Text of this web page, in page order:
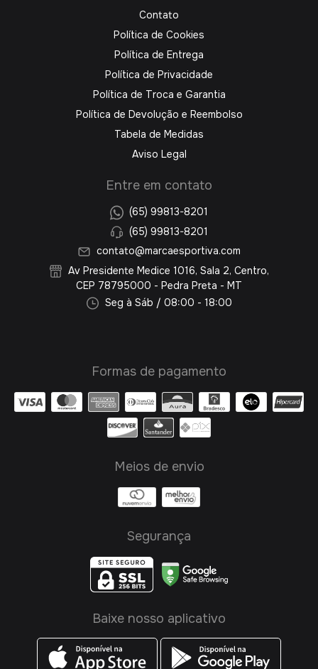
Contato
Política de Cookies
Política de Entrega
Política de Privacidade
Política de Troca e Garantia
Política de Devolução e Reembolso
Tabela de Medidas
Aviso Legal
Entre em contato
(65) 99813-8201
(65) 99813-8201
contato@marcaesportiva.com
Av Presidente Medice 1016, Sala 2, Centro,
CEP 78795000 - Pedra Preta - MT
Seg à Sáb / 08:00 - 18:00
Formas de pagamento
Meios de envio
Segurança
Baixe nosso aplicativo